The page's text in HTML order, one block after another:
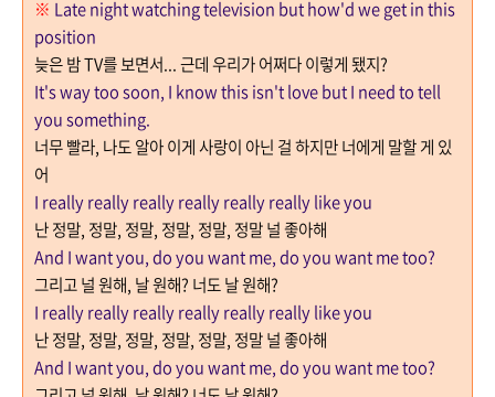
※ Late night watching television but how'd we get in this
position
늦은 밤TV를 보면서... 근데 우리가 어쩌다 이렇게 됐지?
It's way too soon, I know this isn't love but I need to tell
you something.
너무 빨라, 나도 알아 이게 사랑이 아닌 걸 하지만 너에게 말할 게 있
어
I really really really really really really like you
난 정말, 정말, 정말, 정말, 정말, 정말 널 좋아해
And I want you, do you want me, do you want me too?
그리고 널 원해, 날 원해? 너도 날 원해?
I really really really really really really like you
난 정말, 정말, 정말, 정말, 정말, 정말 널 좋아해
And I want you, do you want me, do you want me too?